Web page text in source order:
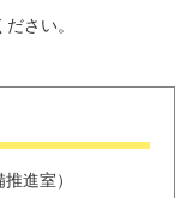
さい。
推進室